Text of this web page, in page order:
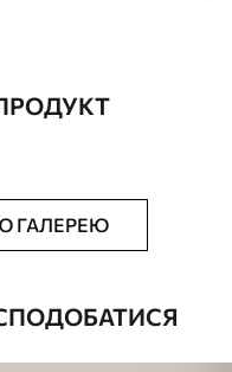
покриття.
ГАЛЕРЕЮ